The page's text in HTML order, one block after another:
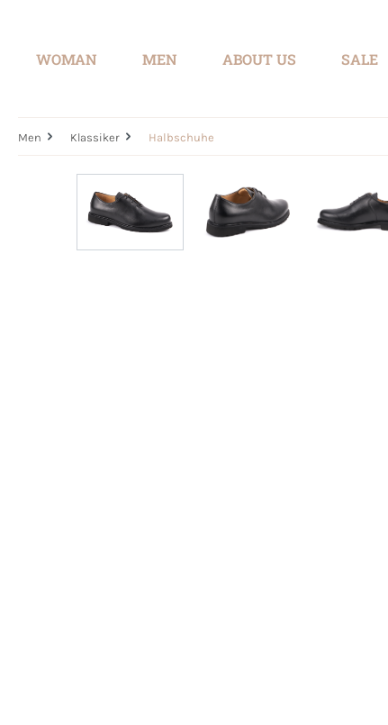
WOMAN MEN ABOUT US SALE
Men Klassiker Halbschuhe